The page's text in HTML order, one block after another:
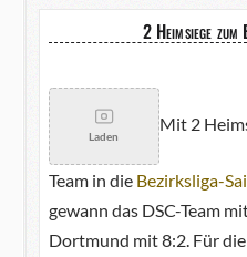
2 Heimsiege
Laden
Mit 2
Team in die Bezirksliga-
gewann das DSC-Team
Dortmund mit 8:2. Für